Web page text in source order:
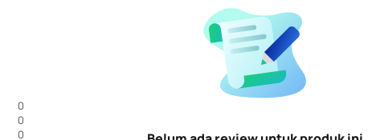
0
0
0